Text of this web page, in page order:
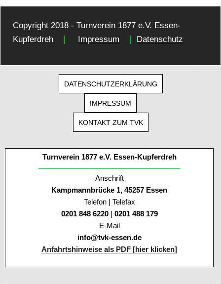
Copyright 2018 - Turnverein 1877 e.V. Essen-
Kupferdreh
Impressum Datenschutz
DATENSCHUTZERKLÄRUNG
IMPRESSUM
KONTAKT ZUM TVK
Turnverein 1877 e.V. Essen-Kupferdreh
Anschrift
Kampmannbrücke 1, 45257 Essen
Telefon | Telefax
0201 848 6220 | 0201 488 179
E-Mail
info@tvk-essen.de
Anfahrtshinweise als PDF [hier klicken]